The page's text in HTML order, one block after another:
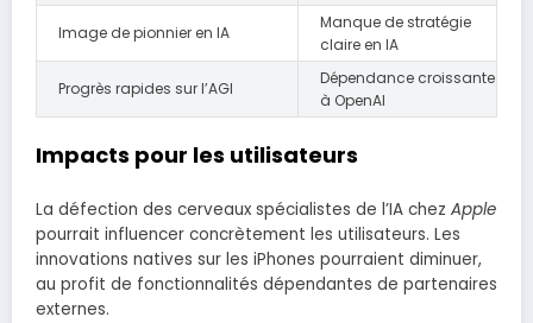
Image de pionnier en IA
Manque de stratégie
claire en IA
Progrès rapides sur l’AGI
Dépendance croissante
à OpenAI
Impacts pour les utilisateurs
La défection des cerveaux spécialistes de l’IA chez Apple
pourrait influencer concrètement les utilisateurs. Les
innovations natives sur les iPhones pourraient diminuer,
au profit de fonctionnalités dépendantes de partenaires
externes.